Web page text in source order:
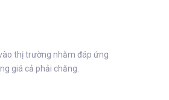
thị trường nhằm đáp ứng
giá cả phải chăng.